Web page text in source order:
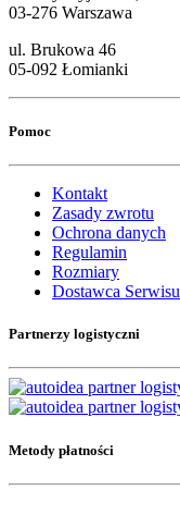
03-276 Warszawa
ul. Brukowa 46
05-092 Łomianki
Pomoc
Kontakt
Zasady zwrotu
Ochrona danych
Regulamin
Rozmiary
Dostawca Serwisu
Partnerzy logistyczni
Metody płatności